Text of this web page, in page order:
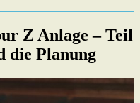
Z Anlage – Teil
die Planung